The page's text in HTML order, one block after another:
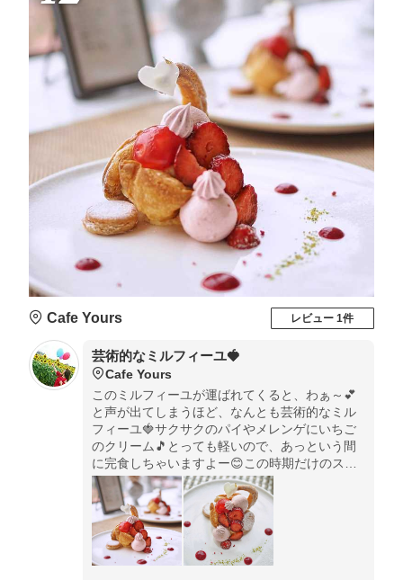
Cafe Yours レビュー 1件
芸術的なミルフィーユ🍓
Cafe Yours
このミルフィーユが運ばれてくると、わぁ～💕
と声が出てしまうほど、なんとも芸術的なミル
フィーユ🍓サクサクのパイやメレンゲにいちご
のクリーム🎵とっても軽いので、あっという間
に完食しちゃいますよー😊この時期だけのスイ
ーツなのでみなさんもぜひ🎵